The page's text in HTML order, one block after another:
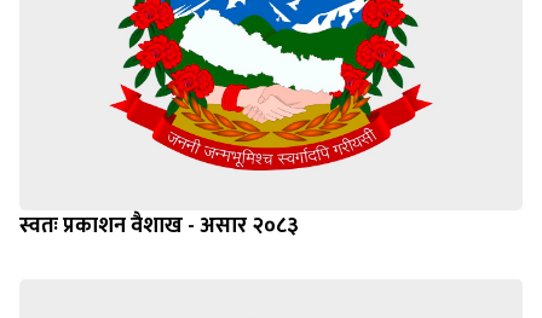
स्वतः प्रकाशन वैशाख - असार २०८३